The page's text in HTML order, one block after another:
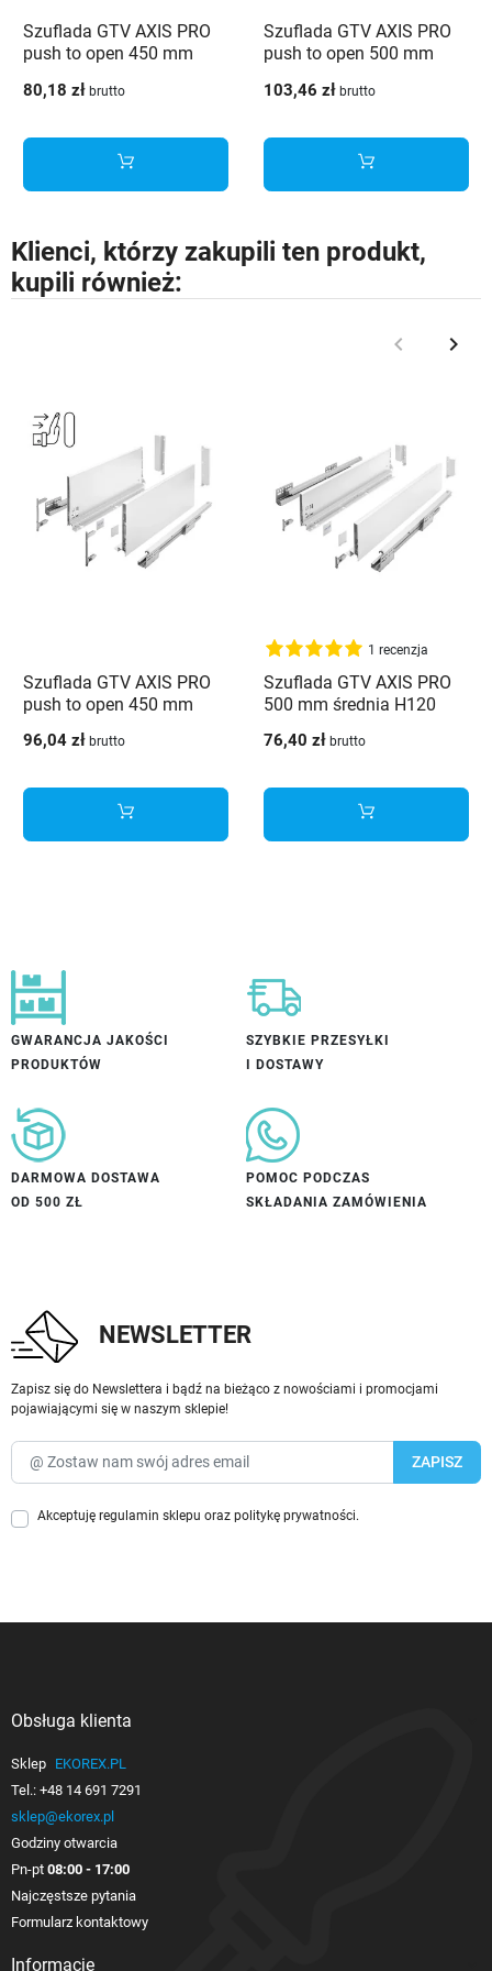
Szuflada GTV AXIS PRO
push to open 450 mm
AXISPRO-P2O-KPL450B1
80,18 zł brutto
Szuflada GTV AXIS PRO
push to open 500 mm
PB-AXISPRO-P2O-
103,46 zł brutto
Klienci, którzy zakupili ten produkt,
kupili również:
Poprzedni
keyboard_arrow_left keyboard_arrow_right
Szuflada GTV AXIS PRO
push to open 450 mm
AXISPRO-P2O-KPL450D1
96,04 zł brutto
1 recenzja
Szuflada GTV AXIS PRO
500 mm średnia H120
KPL500B1
76,40 zł brutto
GWARANCJA JAKOŚCI
PRODUKTÓW
SZYBKIE PRZESYŁKI
I DOSTAWY
DARMOWA DOSTAWA
OD 500 ZŁ
POMOC PODCZAS
SKŁADANIA ZAMÓWIENIA
NEWSLETTER
Zapisz się do Newslettera i bądź na bieżąco z nowościami i promocjami
pojawiającymi się w naszym sklepie!
Akceptuję regulamin sklepu oraz politykę prywatności.
Obsługa klienta
Sklep EKOREX.PL
Tel.: +48 14 691 7291
sklep@ekorex.pl
Godziny otwarcia
Pn-pt 08:00 - 17:00
Najczęstsze pytania
Formularz kontaktowy
Informacje